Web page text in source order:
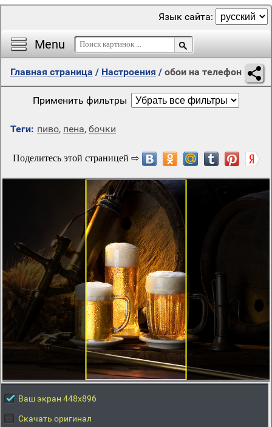
Menu
Язык сайта:
Главная страница / Настроения / обои на телефон
Применить фильтры
Теги: пиво, пена, бочки
Ваш экран 448x896
Скачать оригинал